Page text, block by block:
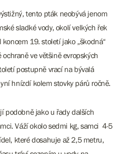
tento pták neobývá jenom
sladké vody, okolí velkých řek
19. století jako „škodná“
ve většině evropských
postupně vrací na bývalá
hnízdí kolem stovky párů ročně.
podobně jako u řady dalších
Váží okolo sedmi kg, samci 4-5
které dosahuje až 2,5 metru,